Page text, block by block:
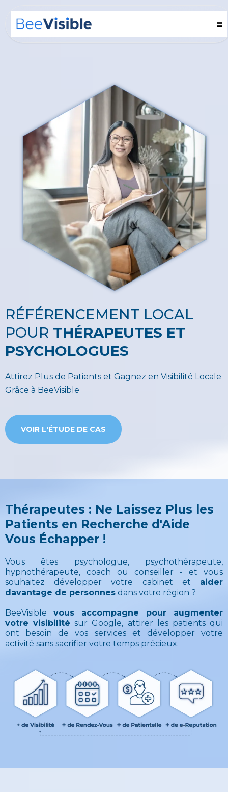
RÉFÉRENCEMENT LOCAL
POUR THÉRAPEUTES ET
PSYCHOLOGUES
Attirez Plus de Patients et Gagnez en Visibilité Locale
Grâce à BeeVisible
VOIR L'ÉTUDE DE CAS
Thérapeutes : Ne Laissez Plus les
Patients en Recherche d'Aide
Vous Échapper !
Vous êtes psychologue, psychothérapeute,
hypnothérapeute, coach ou conseiller - et vous
souhaitez développer votre cabinet et aider
davantage de personnes dans votre région ?
BeeVisible vous accompagne pour augmenter
votre visibilité sur Google, attirer les patients qui
ont besoin de vos services et développer votre
activité sans sacrifier votre temps précieux.